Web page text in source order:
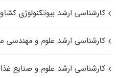
کارشناسی ارشد بیوتکنولوژی
کارشناسی ارشد علوم و مهندسی
کارشناسی ارشد علوم و صنایع